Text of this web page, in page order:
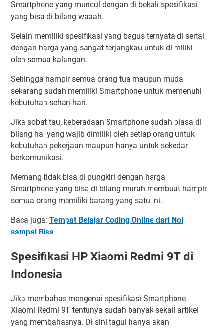
6. Baterai Xiaomi Redmi 9T
7. Harga HP Xiaomi Redmi 9T di Indonesia
Recommended By The Author
Smartphone yang muncul dengan di bekali spesifikasi
yang bisa di bilang waaah.
Selain memiliki spesifikasi yang bagus ternyata di sertai
dengan harga yang sangat terjangkau untuk di miliki
oleh semua kalangan.
Sehingga hampir semua orang tua maupun muda
sekarang sudah memiliki Smartphone untuk memenuhi
kebutuhan sehari-hari.
Jika sobat tau, keberadaan Smartphone sudah biasa di
bilang hal yang wajib dimiliki oleh setiap orang untuk
kebutuhan pekerjaan maupun hanya untuk sekedar
berkomunikasi.
Memang tidak bisa di pungkiri dengan harga
Smartphone yang bisa di bilang murah membuat hampir
semua orang memiliki barang yang satu ini.
Baca juga: Tempat Belajar Coding Online dari Nol
sampai Bisa
Spesifikasi HP Xiaomi Redmi 9T di
Indonesia
Jika membahas mengenai spesifikasi Smartphone
Xiaomi Redmi 9T tentunya sudah banyak sekali artikel
yang membahasnya. Di sini tagul hanya akan